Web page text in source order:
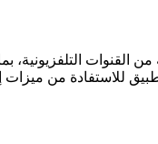
التلفزيونية،
للاستفادة من ميزات